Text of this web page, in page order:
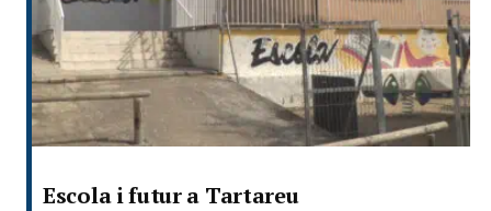
Escola i futur a Tartareu